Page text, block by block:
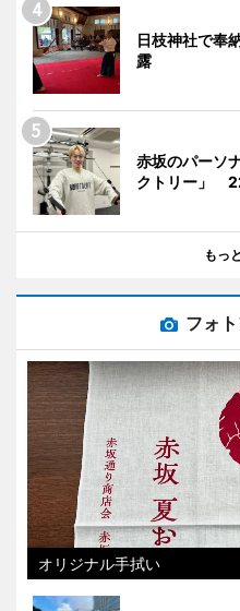
日枝神社で奉
露
赤坂のパーソ
クトリー」
もっ
フォ
オリジナル手拭い